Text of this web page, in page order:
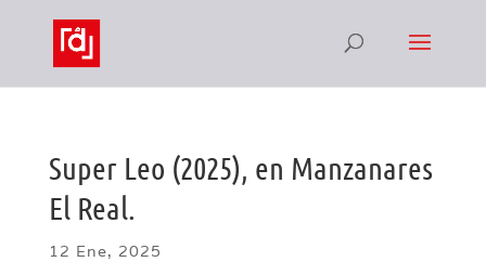
Super Leo (2025), en Manzanares
El Real.
12 Ene, 2025